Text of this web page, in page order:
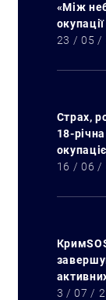
«Між
23 / 05 /
Страх,
18-
16 / 06 /
3 / 07 /